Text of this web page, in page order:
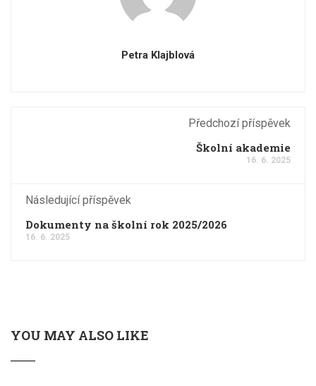
Petra Klajblová
Předchozí příspěvek
Školní akademie
16. 6. 2025
Následující příspěvek
Dokumenty na školní rok 2025/2026
16. 6. 2025
YOU MAY ALSO LIKE